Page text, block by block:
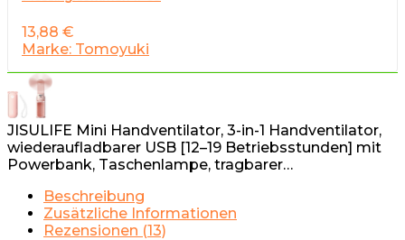
13,88 €
Marke: Tomoyuki
JISULIFE Mini Handventilator, 3-in-1 Handventilator,
wiederaufladbarer USB [12–19 Betriebsstunden] mit
Powerbank, Taschenlampe, tragbarer…
Beschreibung
Zusätzliche Informationen
Rezensionen (13)